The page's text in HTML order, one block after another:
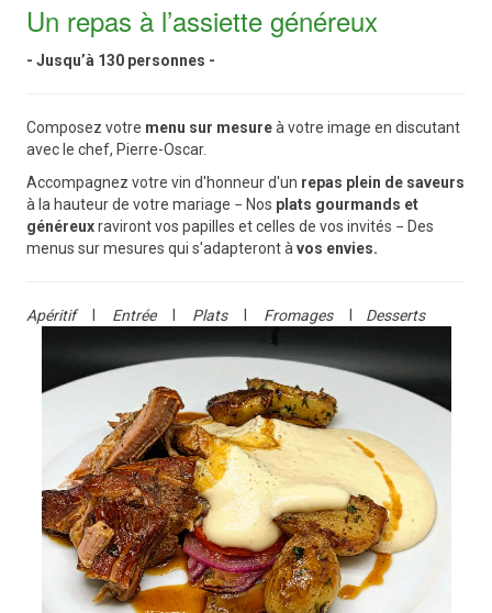
Un repas à l’assiette généreux
- Jusqu’à 130 personnes -
Composez votre menu sur mesureà votre image en discutant
avec le chef, Pierre-Oscar.
Accompagnez votre vin d'honneur d'un repas plein de saveurs
à la hauteur de votre mariage − Nos plats gourmands et
généreuxraviront vos papilles et celles de vos invités − Des
menus sur mesures qui s'adapteront à vos envies.
ApéritifΙ EntréeΙ PlatsΙ FromagesΙ Desserts